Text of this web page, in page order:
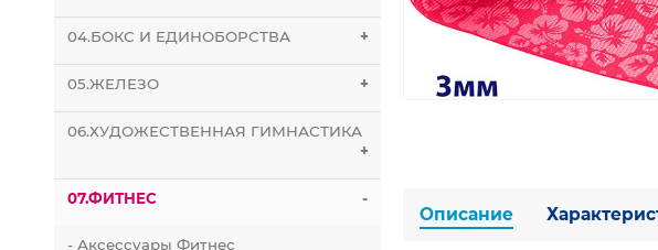
04.БОКС И ЕДИНОБОРСТВА +
05.ЖЕЛЕЗО +
06.ХУДОЖЕСТВЕННАЯ ГИМНАСТИКА
+
07.ФИТНЕС -
- Аксессуары Фитнес
Описание